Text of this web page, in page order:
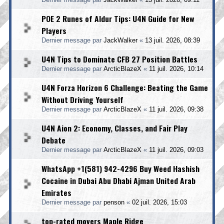
POE 2 Runes of Aldur Tips: U4N Guide for New
Players
Dernier message par JackWalker« 13 juil. 2026, 08:39
U4N Tips to Dominate CFB 27 Position Battles
Dernier message par ArcticBlazeX « 11 juil. 2026, 10:14
U4N Forza Horizon 6 Challenge: Beating the Game
Without Driving Yourself
Dernier message par ArcticBlazeX « 11 juil. 2026, 09:38
U4N Aion 2: Economy, Classes, and Fair Play
Debate
Dernier message par ArcticBlazeX « 11 juil. 2026, 09:03
WhatsApp +1(581) 942-4296 Buy Weed Hashish
Cocaine in Dubai Abu Dhabi Ajman United Arab
Emirates
Dernier message par penson « 02 juil. 2026, 15:03
top-rated movers Maple Ridge